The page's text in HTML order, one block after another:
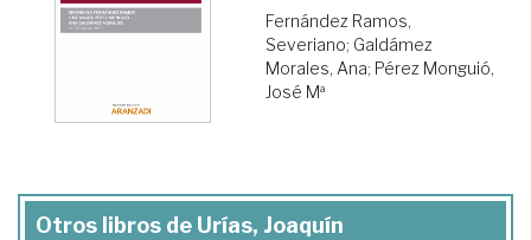
Fernández Ramos,
Severiano; Galdámez
Morales, Ana; Pérez Monguió,
José Mª
Otros libros de Urías, Joaquín